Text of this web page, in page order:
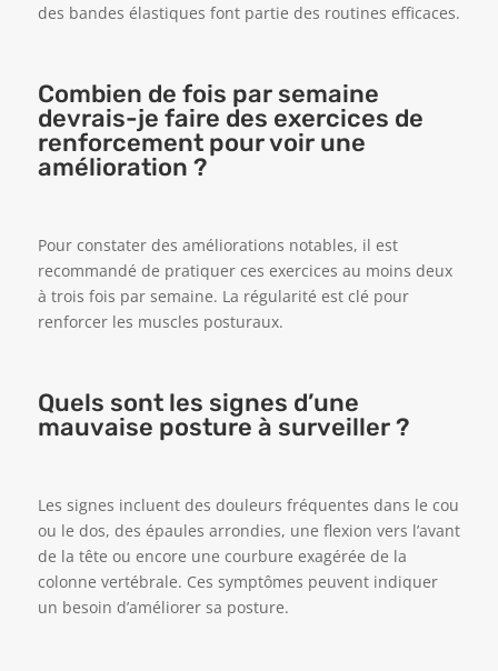
des bandes élastiques font partie des routines efficaces.
Combien de fois par semaine
devrais-je faire des exercices de
renforcement pour voir une
amélioration ?
Pour constater des améliorations notables, il est
recommandé de pratiquer ces exercices au moins deux
à trois fois par semaine. La régularité est clé pour
renforcer les muscles posturaux.
Quels sont les signes d’une
mauvaise posture à surveiller ?
Les signes incluent des douleurs fréquentes dans le cou
ou le dos, des épaules arrondies, une flexion vers l’avant
de la tête ou encore une courbure exagérée de la
colonne vertébrale. Ces symptômes peuvent indiquer
un besoin d’améliorer sa posture.